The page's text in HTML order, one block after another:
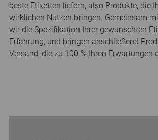
beste Etiketten liefern, also Produkte, die
wirklichen Nutzen bringen. Gemeinsam
wir die Spezifikation Ihrer gewünschten
Erfahrung, und bringen anschließend
Versand, die zu 100 % Ihren Erwartungen